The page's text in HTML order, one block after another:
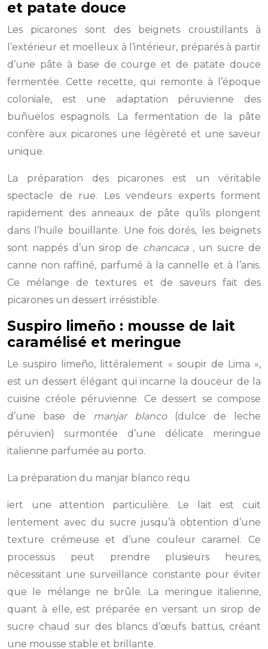
et patate douce
Les picarones sont des beignets croustillants à
l’extérieur et moelleux à l’intérieur, préparés à partir
d’une pâte à base de courge et de patate douce
fermentée. Cette recette, qui remonte à l’époque
coloniale, est une adaptation péruvienne des
buñuelos espagnols. La fermentation de la pâte
confère aux picarones une légèreté et une saveur
unique.
La préparation des picarones est un véritable
spectacle de rue. Les vendeurs experts forment
rapidement des anneaux de pâte qu’ils plongent
dans l’huile bouillante. Une fois dorés, les beignets
sont nappés d’un sirop de chancaca , un sucre de
canne non raffiné, parfumé à la cannelle et à l’anis.
Ce mélange de textures et de saveurs fait des
picarones un dessert irrésistible.
Suspiro limeño : mousse de lait
caramélisé et meringue
Le suspiro limeño, littéralement « soupir de Lima »,
est un dessert élégant qui incarne la douceur de la
cuisine créole péruvienne. Ce dessert se compose
d’une base de manjar blanco
(dulce de leche
péruvien) surmontée d’une délicate meringue
italienne parfumée au porto.
La préparation du manjar blanco requ
iert une attention particulière. Le lait est cuit
lentement avec du sucre jusqu’à obtention d’une
texture crémeuse et d’une couleur caramel. Ce
processus peut prendre plusieurs heures,
nécessitant une surveillance constante pour éviter
que le mélange ne brûle. La meringue italienne,
quant à elle, est préparée en versant un sirop de
sucre chaud sur des blancs d’œufs battus, créant
une mousse stable et brillante.